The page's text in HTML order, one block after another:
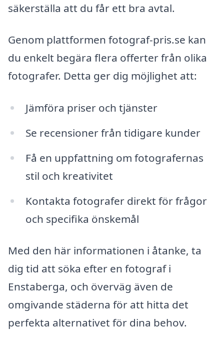
säkerställa att du får ett bra avtal.
Genom plattformen fotograf-pris.se kan
du enkelt begära flera offerter från olika
fotografer. Detta ger dig möjlighet att:
Jämföra priser och tjänster
Se recensioner från tidigare kunder
Få en uppfattning om fotografernas
stil och kreativitet
Kontakta fotografer direkt för frågor
och specifika önskemål
Med den här informationen i åtanke, ta
dig tid att söka efter en fotograf i
Enstaberga, och överväg även de
omgivande städerna för att hitta det
perfekta alternativet för dina behov.